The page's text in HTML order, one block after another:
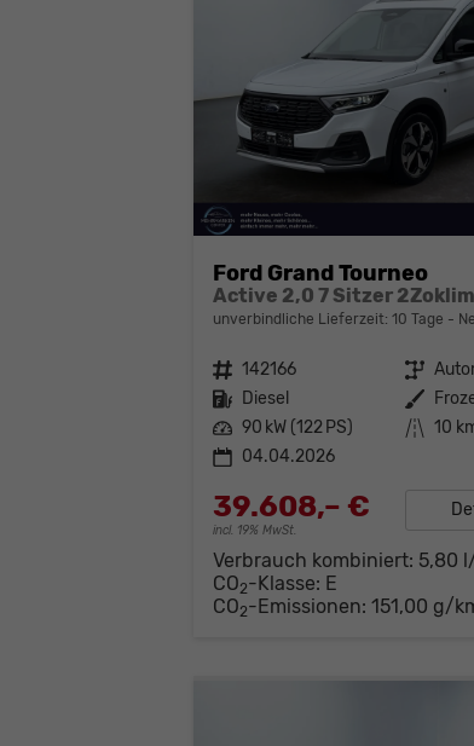
Ford Grand Tourneo
unverbindliche Lieferzeit: 10 Tage
Fahrzeugnr. 142166 Getriebe
Kraftstoff Diesel Außenfarbe
Leistung 90 kW (122 PS) Kilometerstand 10
04.04.2026
39.608,– €
incl. 19% MwSt.
Verbrauch kombiniert: 5,80
CO2-Klasse: E
CO2-Emissionen: 151,00 g/